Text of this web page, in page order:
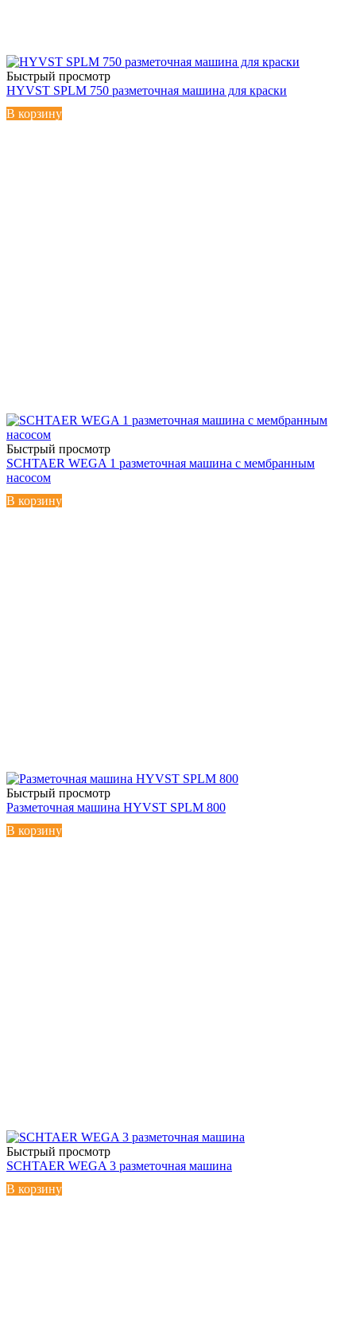
Быстрый просмотр
HYVST SPLM 750 разметочная машина для краски
В корзину
Быстрый просмотр
SCHTAER WEGA 1 разметочная машина с мембранным
насосом
В корзину
Быстрый просмотр
Разметочная машина HYVST SPLM 800
В корзину
Быстрый просмотр
SCHTAER WEGA 3 разметочная машина
В корзину